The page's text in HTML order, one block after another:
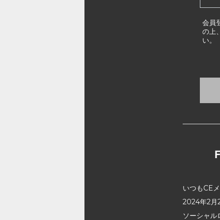
会員
の上
い。
いつもCE
2024年2月
ソーシャ